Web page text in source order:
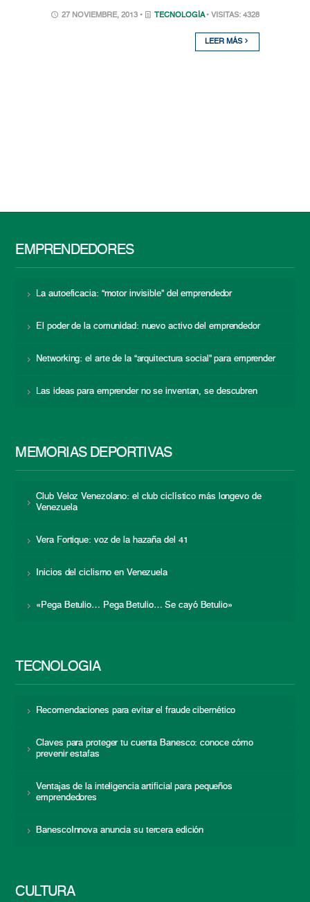
27 NOVIEMBRE, 2013 • TECNOLOGÍA • VISITAS: 4328
LEER MÁS
EMPRENDEDORES
La autoeficacia: “motor invisible” del emprendedor
El poder de la comunidad: nuevo activo del emprendedor
Networking: el arte de la “arquitectura social” para emprender
Las ideas para emprender no se inventan, se descubren
MEMORIAS DEPORTIVAS
Club Veloz Venezolano: el club ciclístico más longevo de
Venezuela
Vera Fortique: voz de la hazaña del 41
Inicios del ciclismo en Venezuela
«Pega Betulio… Pega Betulio… Se cayó Betulio»
TECNOLOGÍA
Recomendaciones para evitar el fraude cibernético
Claves para proteger tu cuenta Banesco: conoce cómo
prevenir estafas
Ventajas de la inteligencia artificial para pequeños
emprendedores
BanescoInnova anuncia su tercera edición
CULTURA